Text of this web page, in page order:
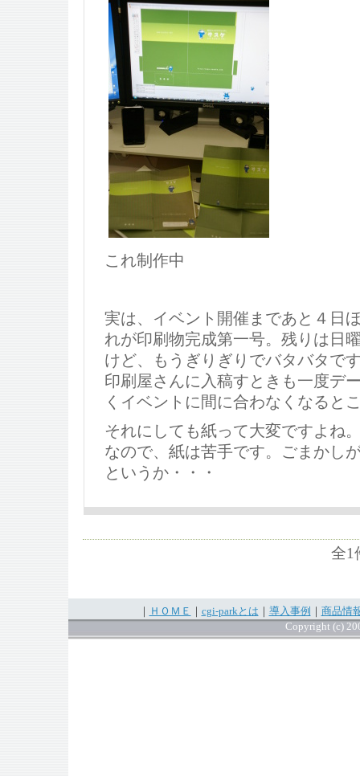
これ制作中
実は、イベント開催まであと４日
れが印刷物完成第一号。残りは日
けど、もうぎりぎりでバタバタで
印刷屋さんに入稿すときも一度デ
くイベントに間に合わなくなると
それにしても紙って大変ですよね
なので、紙は苦手です。ごまかし
というか・・・
全1
｜ ＨＯＭＥ ｜ cgi-parkとは ｜ 導入事例 ｜ 商品情
Copyright (c)